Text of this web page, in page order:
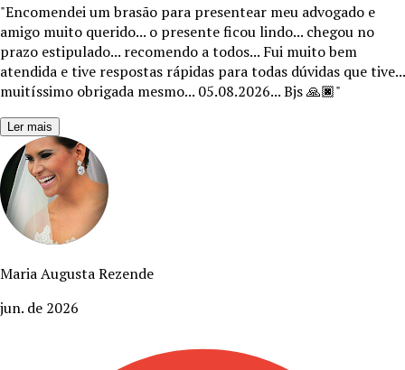
"Encomendei um brasão para presentear meu advogado e
amigo muito querido... o presente ficou lindo... chegou no
prazo estipulado... recomendo a todos... Fui muito bem
atendida e tive respostas rápidas para todas dúvidas que tive...
muitíssimo obrigada mesmo... 05.08.2026... Bjs 🙏🏿"
Ler mais
Maria Augusta Rezende
jun. de 2026